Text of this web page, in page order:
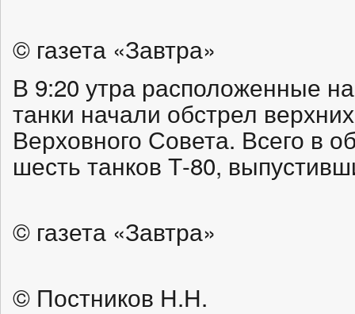
© газета «Завтра»
В 9:20 утра расположенные
танки начали обстрел
Верховного Совета. Всего в
шесть танков Т-80,
© газета «Завтра»
© Постников Н.Н.